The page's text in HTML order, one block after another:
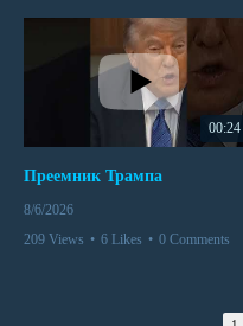
00:24
Преемник Трампа
8/6/2026
209 Views • 6 Likes • 0 Comments